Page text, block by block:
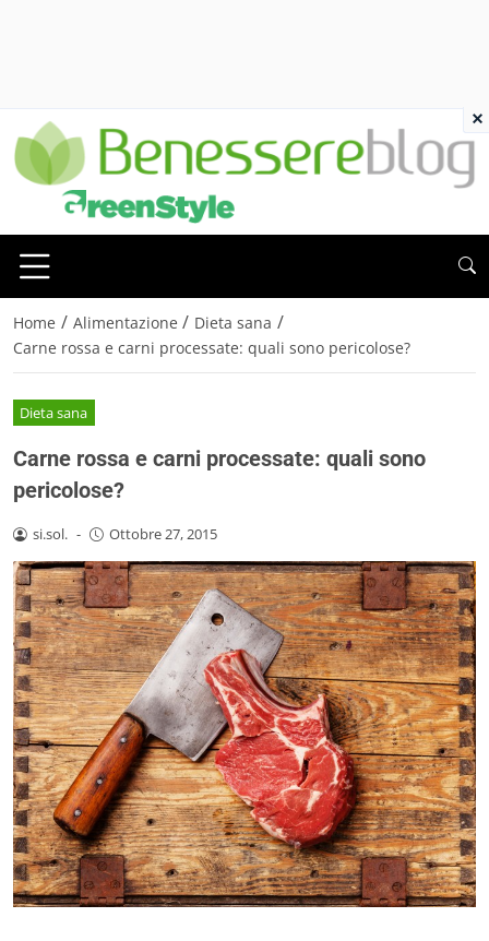
Home / Alimentazione / Dieta sana /
Carne rossa e carni processate: quali sono pericolose?
Dieta sana
Carne rossa e carni processate: quali sono
pericolose?
si.sol. - Ottobre 27, 2015
×